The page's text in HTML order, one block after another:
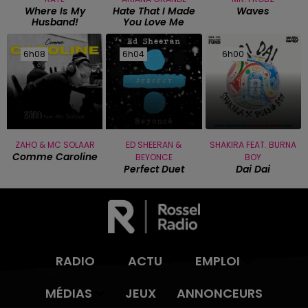
Where Is My
Husband!
Hate That I Made
You Love Me
Waves
6h08
6h08
ZAHO & MC SOLAAR
Comme Caroline
6h04
6h04
ED SHEERAN &
BEYONCE
Perfect Duet
6h00
6h00
SHAKIRA FEAT. BURNA
BOY
Dai Dai
RADIO ACTU
EMPLOI
MÉDIAS
JEUX ANNONCEURS